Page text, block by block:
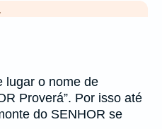
lugar o nome de
Proverá”. Por isso até
do SENHOR se